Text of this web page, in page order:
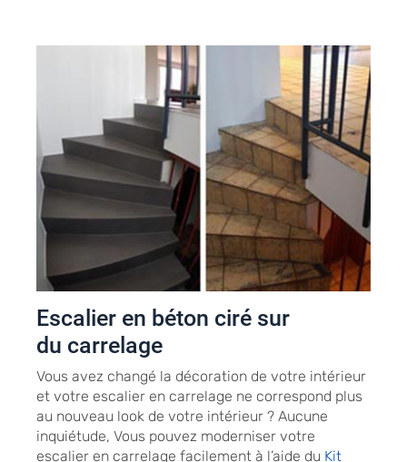
Escalier en béton ciré sur
du carrelage
Vous avez changé la décoration de votre intérieur
et votre escalier en carrelage ne correspond plus
au nouveau look de votre intérieur ? Aucune
inquiétude, Vous pouvez moderniser votre
escalier en carrelage facilement à l’aide du Kit